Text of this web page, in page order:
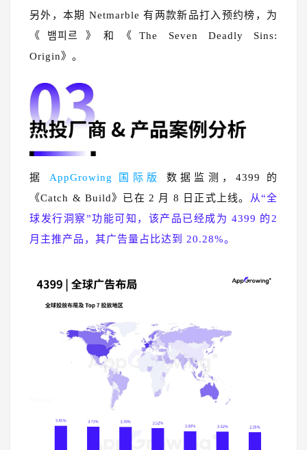
另外，本期 Netmarble 有两款新品打入预约榜，为
《뱀피르》和《The Seven Deadly Sins:
Origin》。
据 AppGrowing 国际版
数据监测，4399 的
《Catch & Build》已在 2 月 8 日正式上线。
从“全
球发行洞察”功能可知，该产品已经成为 4399 的2
月主推产品，其广告量占比达到 20.28%。